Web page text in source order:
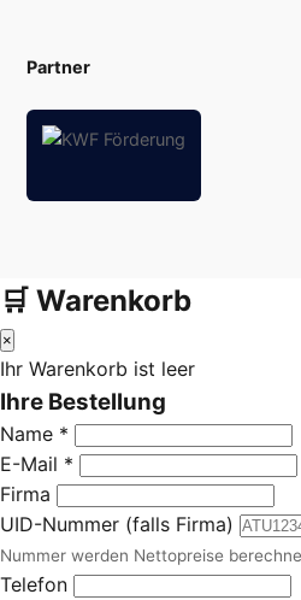
Partner
🛒 Warenkorb
×
Ihr Warenkorb ist leer
Ihre Bestellung
Name *
E-Mail *
Firma
UID-Nummer (falls Firma)
Nummer werden Nettopreise
Telefon